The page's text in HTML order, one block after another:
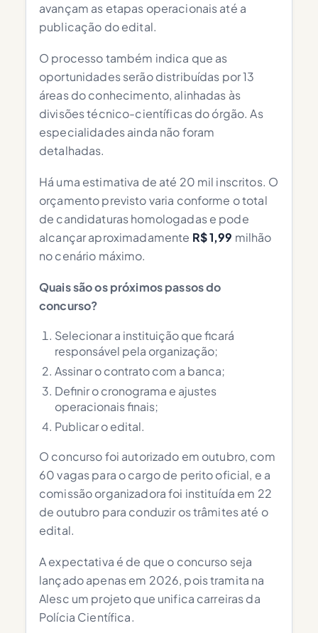
avançam as etapas operacionais até a
publicação do edital.
O processo também indica que as
oportunidades serão distribuídas por 13
áreas do conhecimento, alinhadas às
divisões técnico-científicas do órgão. As
especialidades ainda não foram
detalhadas.
Há uma estimativa de até 20 mil inscritos. O
orçamento previsto varia conforme o total
de candidaturas homologadas e pode
alcançar aproximadamente R$ 1,99 milhão
no cenário máximo.
Quais são os próximos passos do
concurso?
Selecionar a instituição que ficará
responsável pela organização;
Assinar o contrato com a banca;
Definir o cronograma e ajustes
operacionais finais;
Publicar o edital.
O concurso foi autorizado em outubro, com
60 vagas para o cargo de perito oficial, e a
comissão organizadora foi instituída em 22
de outubro para conduzir os trâmites até o
edital.
A expectativa é de que o concurso seja
lançado apenas em 2026, pois tramita na
Alesc um projeto que unifica carreiras da
Polícia Científica.